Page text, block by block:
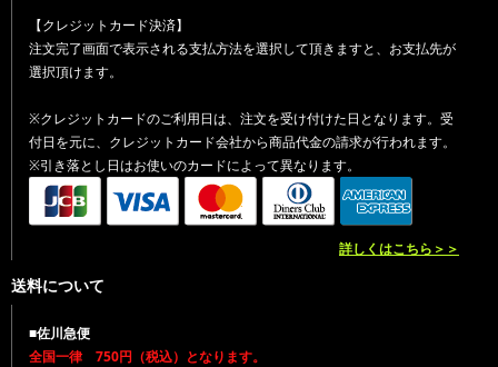
【クレジットカード決済】
注文完了画面で表示される支払方法を選択して頂きますと、お支払先が
選択頂けます。
※クレジットカードのご利用日は、注文を受け付けた日となります。受
付日を元に、クレジットカード会社から商品代金の請求が行われます。
※引き落とし日はお使いのカードによって異なります。
詳しくはこちら＞＞
送料について
■佐川急便
全国一律 750円（税込）となります。